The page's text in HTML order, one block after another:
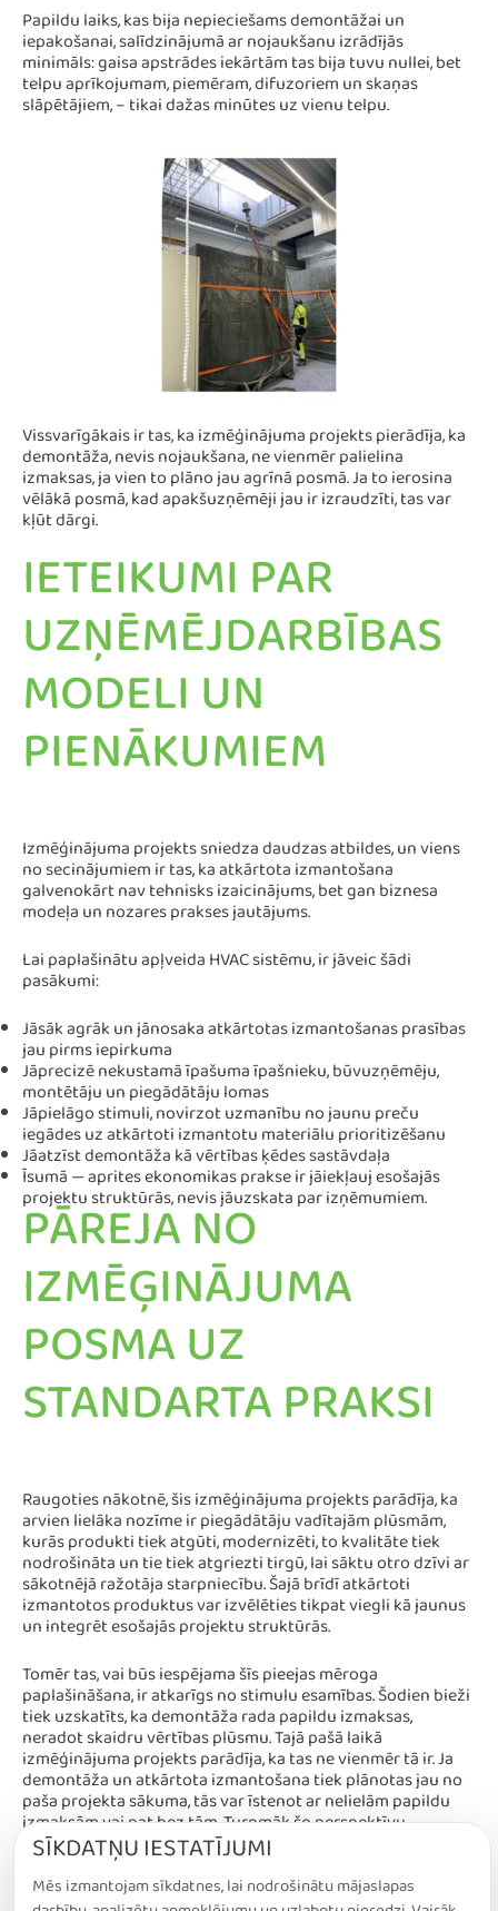
Papildu laiks, kas bija nepieciešams demontāžai un
iepakošanai, salīdzinājumā ar nojaukšanu izrādījās
minimāls: gaisa apstrādes iekārtām tas bija tuvu nullei, bet
telpu aprīkojumam, piemēram, difuzoriem un skaņas
slāpētājiem, – tikai dažas minūtes uz vienu telpu.
Vissvarīgākais ir tas, ka izmēģinājuma projekts pierādīja, ka
demontāža, nevis nojaukšana, ne vienmēr palielina
izmaksas, ja vien to plāno jau agrīnā posmā. Ja to ierosina
vēlākā posmā, kad apakšuzņēmēji jau ir izraudzīti, tas var
kļūt dārgi.
IETEIKUMI PAR
UZŅĒMĒJDARBĪBAS
MODELI UN
PIENĀKUMIEM
Izmēģinājuma projekts sniedza daudzas atbildes, un viens
no secinājumiem ir tas, ka atkārtota izmantošana
galvenokārt nav tehnisks izaicinājums, bet gan biznesa
modeļa un nozares prakses jautājums.
Lai paplašinātu apļveida HVAC sistēmu, ir jāveic šādi
pasākumi:
Jāsāk agrāk un jānosaka atkārtotas izmantošanas prasības
jau pirms iepirkuma
Jāprecizē nekustamā īpašuma īpašnieku, būvuzņēmēju,
montētāju un piegādātāju lomas
Jāpielāgo stimuli, novirzot uzmanību no jaunu preču
iegādes uz atkārtoti izmantotu materiālu prioritizēšanu
Jāatzīst demontāža kā vērtības ķēdes sastāvdaļa
Īsumā — aprites ekonomikas prakse ir jāiekļauj esošajās
projektu struktūrās, nevis jāuzskata par izņēmumiem.
PĀREJA NO
IZMĒĢINĀJUMA
POSMA UZ
STANDARTA PRAKSI
Raugoties nākotnē, šis izmēģinājuma projekts parādīja, ka
arvien lielāka nozīme ir piegādātāju vadītajām plūsmām,
kurās produkti tiek atgūti, modernizēti, to kvalitāte tiek
nodrošināta un tie tiek atgriezti tirgū, lai sāktu otro dzīvi ar
sākotnējā ražotāja starpniecību. Šajā brīdī atkārtoti
izmantotos produktus var izvēlēties tikpat viegli kā jaunus
un integrēt esošajās projektu struktūrās.
Tomēr tas, vai būs iespējama šīs pieejas mēroga
paplašināšana, ir atkarīgs no stimulu esamības. Šodien bieži
tiek uzskatīts, ka demontāža rada papildu izmaksas,
neradot skaidru vērtības plūsmu. Tajā pašā laikā
izmēģinājuma projekts parādīja, ka tas ne vienmēr tā ir. Ja
demontāža un atkārtota izmantošana tiek plānotas jau no
paša projekta sākuma, tās var īstenot ar nelielām papildu
izmaksām vai pat bez tām. Turpmāk šo perspektīvu,
iespējams, būs nepieciešams labāk atspoguļot
uzņēmējdarbības un projektu loģikā, jo īpaši tāpēc, ka
atkārtoti izmantotie produkti parasti nodrošina tādu pašu
SĪKDATŅU IESTATĪJUMI
Mēs izmantojam sīkdatnes, lai nodrošinātu mājaslapas